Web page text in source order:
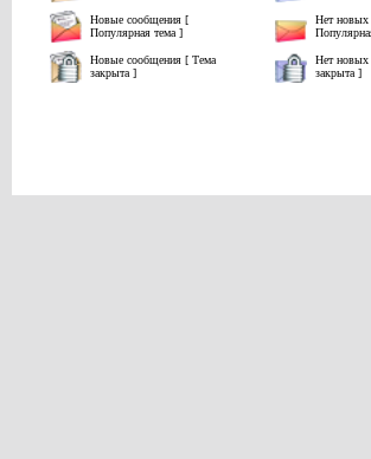
Новые сообщения [
Популярная тема ]
Нет
Новые сообщения [ Тема
закрыта ]
Нет новых
закрыта ]